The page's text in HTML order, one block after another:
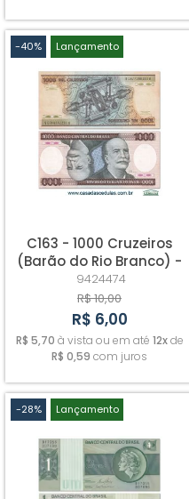
-40% Lançamento
C163 - 1000 Cruzeiros
(Barão do Rio Branco) -
Fe
9424474
R$ 10,00
R$ 6,00
R$ 5,70 à vista ou em até 12xde
R$ 0,59 com juros
-28% Lançamento